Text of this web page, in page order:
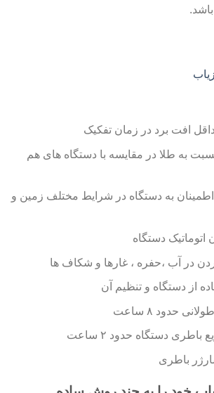
افت برد در زمان تفکیک
به طلا در مقایسه با دستگاه های هم
اطمینان به دستگاه در شرایط مختلف زمین و
دستگاه
در آب ،حفره ، غارها و شکاف ها
از دستگاه و تنظیم آن
حدود ۸ ساعت
دستگاه حدود ۲ ساعت
باطری